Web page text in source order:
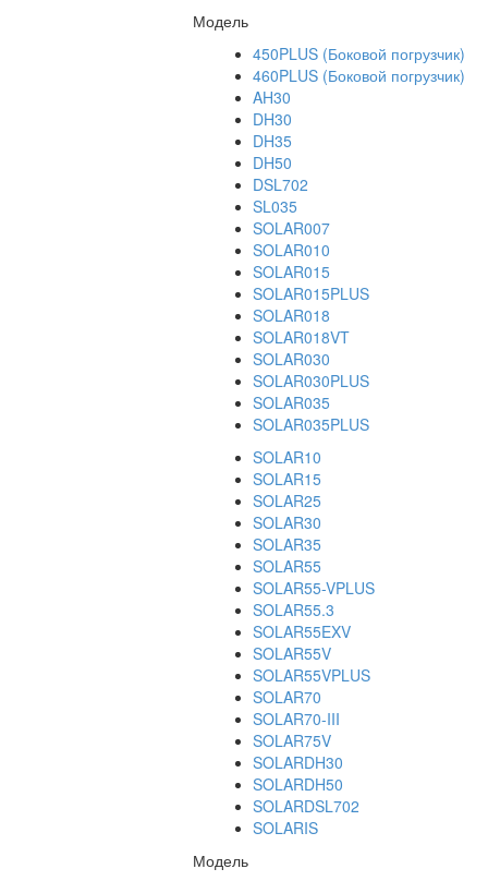
Модель
450PLUS (Боковой погрузчик)
460PLUS (Боковой погрузчик)
AH30
DH30
DH35
DH50
DSL702
SL035
SOLAR007
SOLAR010
SOLAR015
SOLAR015PLUS
SOLAR018
SOLAR018VT
SOLAR030
SOLAR030PLUS
SOLAR035
SOLAR035PLUS
SOLAR10
SOLAR15
SOLAR25
SOLAR30
SOLAR35
SOLAR55
SOLAR55-VPLUS
SOLAR55.3
SOLAR55EXV
SOLAR55V
SOLAR55VPLUS
SOLAR70
SOLAR70-III
SOLAR75V
SOLARDH30
SOLARDH50
SOLARDSL702
SOLARIS
Модель